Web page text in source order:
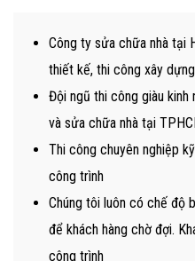
Công ty sửa chữa nhà tại
thiết kế, thi công xây
Đội ngũ thi công giàu
và sửa chữa nhà tại
Thi công chuyên nghiệp
công trình
Chúng tôi luôn có chế độ
để khách hàng chờ đợi.
công trình